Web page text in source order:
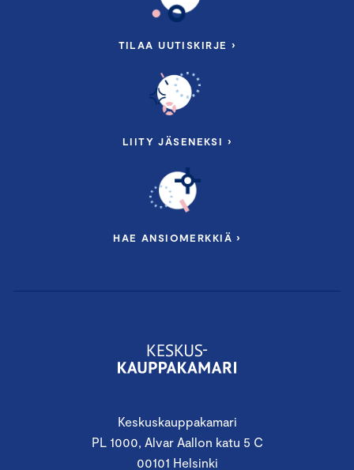
Keskuskauppakamari
PL 1000, Alvar Aallon katu 5 C
00101 Helsinki
TILAA UUTISKIRJE ›
LIITY JÄSENEKSI ›
HAE ANSIOMERKKIÄ ›